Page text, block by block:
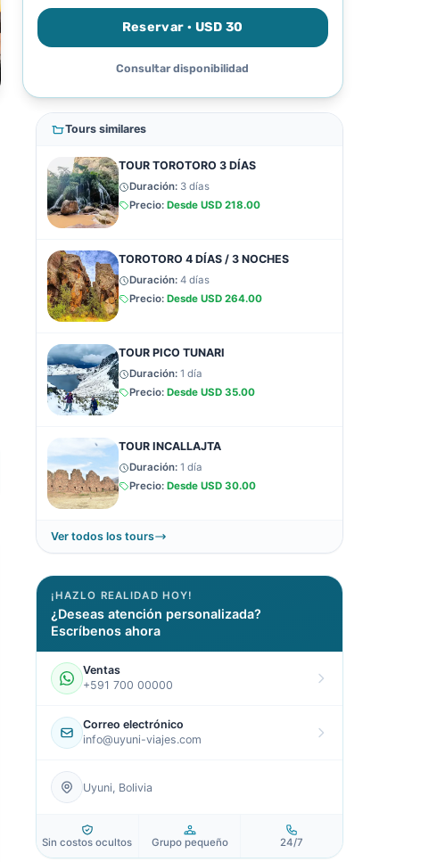
Reservar · USD 30
Consultar disponibilidad
Tours similares
TOUR TOROTORO 3 DÍAS
Duración: 3 días
Precio: Desde USD 218.00
TOROTORO 4 DÍAS / 3 NOCHES
Duración: 4 días
Precio: Desde USD 264.00
TOUR PICO TUNARI
Duración: 1 día
Precio: Desde USD 35.00
TOUR INCALLAJTA
Duración: 1 día
Precio: Desde USD 30.00
Ver todos los tours
¡HAZLO REALIDAD HOY!
¿Deseas atención personalizada?
Escríbenos ahora
Ventas
+591 700 00000
Correo electrónico
info@uyuni-viajes.com
Uyuni, Bolivia
Sin costos ocultos Grupo pequeño 24/7